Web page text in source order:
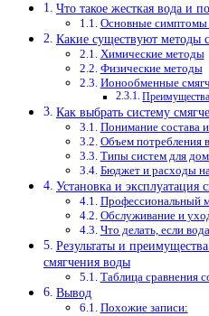
Что такое жесткая вода и
Основные симптомы
Какие существуют методы
Химические методы
Физические методы
Ионообменные
Как выбрать систему
Понимание состава
Объем потребления
Типы систем для
Бюджет и расходы
Установка и эксплуатация
Профессиональный
Обслуживание и
Что делать, если
Результаты и
смягчения воды
Таблица сравнения
Вывод
Похожие записи: